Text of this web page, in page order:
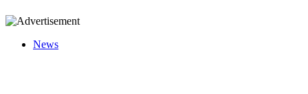
News